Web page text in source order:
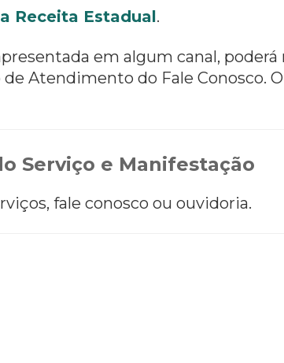
Receita Estadual.
em algum canal, poderá
Atendimento do Fale Conosco.
Serviço e Manifestação
fale conosco ou ouvidoria.